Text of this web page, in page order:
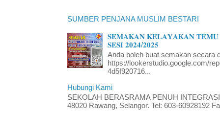
SUMBER PENJANA MUSLIM BESTARI
𝐒𝐄𝐌𝐀𝐊𝐀𝐍 𝐊𝐄𝐋𝐀𝐘𝐀𝐊𝐀𝐍 𝐓𝐄𝐌𝐔
𝐒𝐄𝐒𝐈 𝟐𝟎𝟐𝟒/𝟐𝟎𝟐𝟓
Anda boleh buat semakan secara
https://lookerstudio.google.com/
4d5f920716...
Hubungi Kami
SEKOLAH BERASRAMA PENUH
48020 Rawang, Selangor. Tel: 603-60928192